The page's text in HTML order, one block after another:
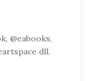
@eabooks,
dll.